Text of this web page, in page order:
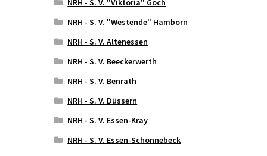
NRH - S. V. "Viktoria" Goch
NRH - S. V. "Westende" Hamborn
NRH - S. V. Altenessen
NRH - S. V. Beeckerwerth
NRH - S. V. Benrath
NRH - S. V. Düssern
NRH - S. V. Essen-Kray
NRH - S. V. Essen-Schonnebeck